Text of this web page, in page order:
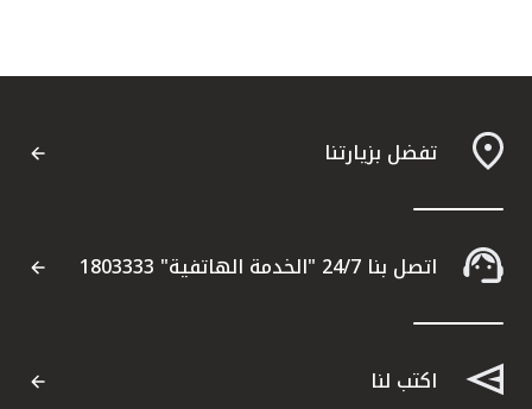
مملكة البحرين
تفضل بزيارتنا
اتصل بنا 24/7 "الخدمة الهاتفية" 1803333
اكتب لنا